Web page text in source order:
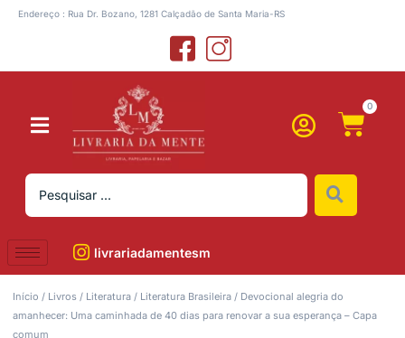
Endereço : Rua Dr. Bozano, 1281 Calçadão de Santa Maria-RS
0
livrariadamentesm
Início / Livros / Literatura / Literatura Brasileira / Devocional alegria do
amanhecer: Uma caminhada de 40 dias para renovar a sua esperança – Capa
comum